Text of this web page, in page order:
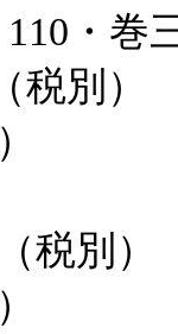
・巻
税別）
税別）